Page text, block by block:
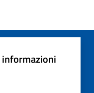
informazioni